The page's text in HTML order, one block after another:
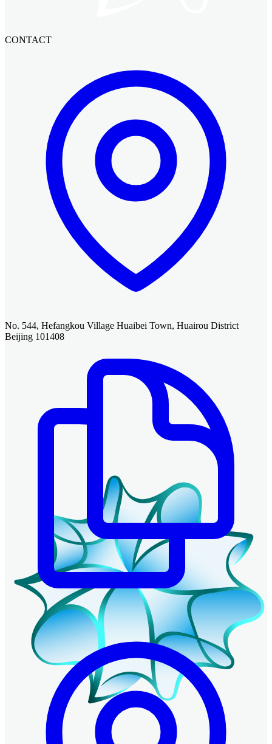
CONTACT
No. 544, Hefangkou Village Huaibei Town, Huairou District
Beijing 101408